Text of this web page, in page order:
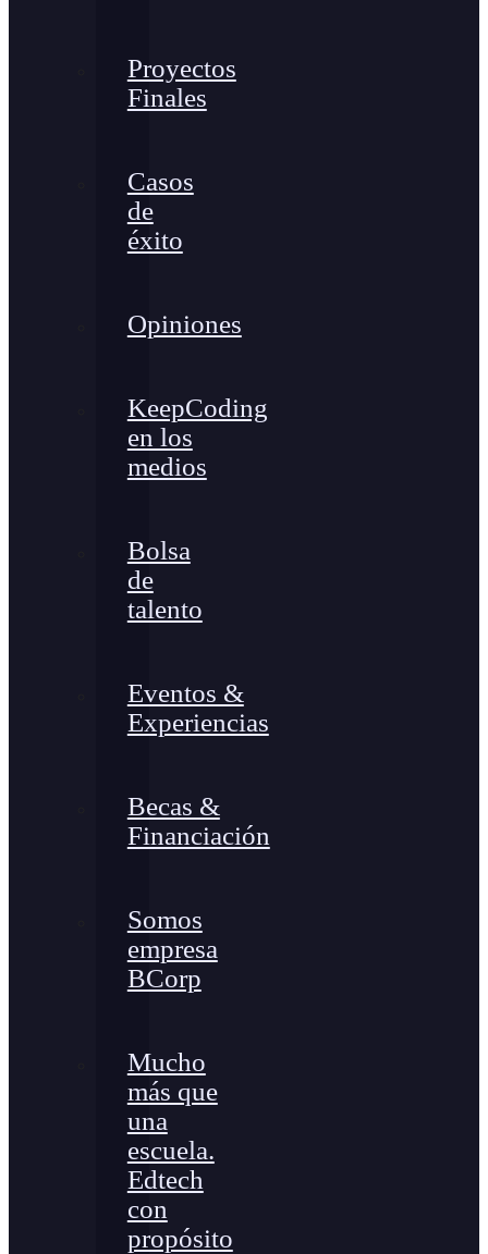
Proyectos
Finales
Casos
de
éxito
Opiniones
KeepCoding
en los
medios
Bolsa
de
talento
Eventos &
Experiencias
Becas &
Financiación
Somos
empresa
BCorp
Mucho
más que
una
escuela.
Edtech
con
propósito